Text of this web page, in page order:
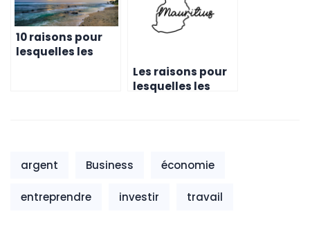
élever leur
famille
10 raisons pour
lesquelles les
Les raisons pour
lesquelles les
investir et élever
leur famille
argent Business économie
entreprendre investir travail